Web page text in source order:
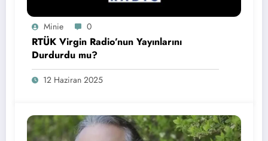
Minie 0
RTÜK Virgin Radio’nun Yayınlarını
Durdurdu mu?
12 Haziran 2025